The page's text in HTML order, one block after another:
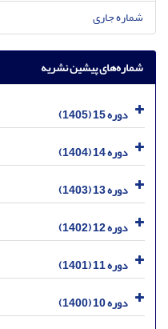
شماره جاری
شماره‌های پیشین نشریه
دوره 15 (1405)
دوره 14 (1404)
دوره 13 (1403)
دوره 12 (1402)
دوره 11 (1401)
دوره 10 (1400)